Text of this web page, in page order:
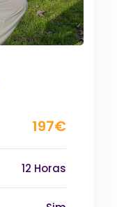
197€
12 Horas